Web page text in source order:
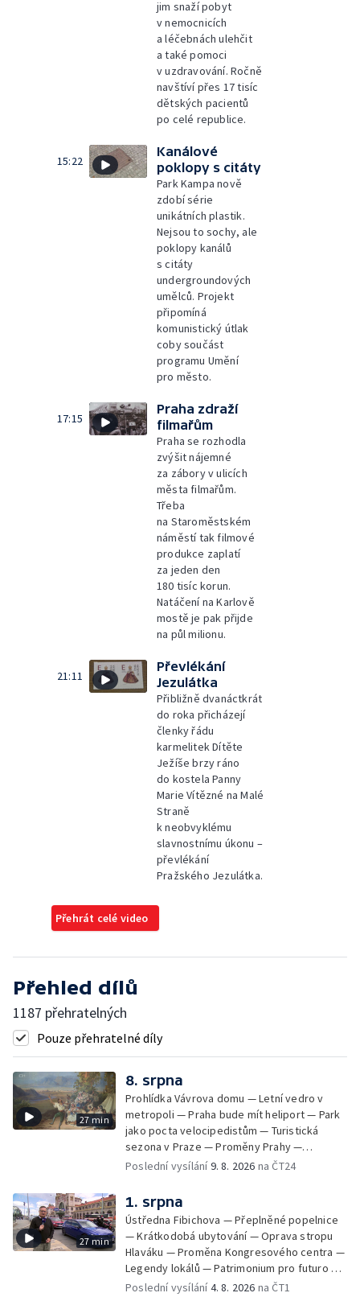
jim snaží pobyt
v nemocnicích
a léčebnách ulehčit
a také pomoci
v uzdravování. Ročně
navštíví přes 17 tisíc
dětských pacientů
po celé republice.
15:22
Kanálové
poklopy s citáty
Park Kampa nově
zdobí série
unikátních plastik.
Nejsou to sochy, ale
poklopy kanálů
s citáty
undergroundových
umělců. Projekt
připomíná
komunistický útlak
coby součást
programu Umění
pro město.
17:15
Praha zdraží
filmařům
Praha se rozhodla
zvýšit nájemné
za zábory v ulicích
města filmařům.
Třeba
na Staroměstském
náměstí tak filmové
produkce zaplatí
za jeden den
180 tisíc korun.
Natáčení na Karlově
mostě je pak přijde
na půl milionu.
21:11
Převlékání
Jezulátka
Přibližně dvanáctkrát
do roka přicházejí
členky řádu
karmelitek Dítěte
Ježíše brzy ráno
do kostela Panny
Marie Vítězné na Malé
Straně
k neobvyklému
slavnostnímu úkonu –
převlékání
Pražského Jezulátka.
Přehrát celé video
Přehled dílů
1187 přehratelných
Pouze přehratelné díly
27 min
8. srpna
Prohlídka Vávrova domu — Letní vedro v
metropoli — Praha bude mít heliport — Park
jako pocta velocipedistům — Turistická
sezona v Praze — Proměny Prahy —
Patrimonium pro futuro — Koloděje
Poslední vysílání9. 8. 2026 na ČT24
27 min
1. srpna
Ústředna Fibichova — Přeplněné popelnice
— Krátkodobá ubytování — Oprava stropu
Hlaváku — Proměna Kongresového centra —
Legendy lokálů — Patrimonium pro futuro —
Kolovraty
Poslední vysílání4. 8. 2026 na ČT1